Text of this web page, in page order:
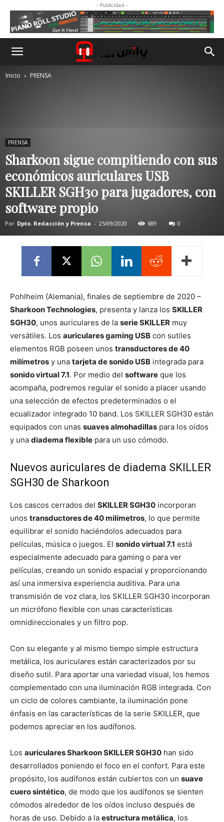
- Publicidad -
Inicio PRENSA
PRENSA
Sharkoon sigue compitiendo con sus
económicos auriculares USB
SKILLER SGH30 para jugadores, con
software propio
Por Dpto. Redacción y Prensa - 25/09/2020 689 0
Pohlheim (Alemania), finales de septiembre de 2020 –
Sharkoon Technologies, presenta y lanza los SKILLER
SGH30, unos auriculares de la serie SKILLER muy
versátiles. Los auriculares gaming USB con sutiles
elementos RGB poseen unos transductores de 40
milímetros y una tarjeta de sonido USB integrada para
sonido virtual 7.1. Por medio del software que los
acompaña, podremos regular el sonido a placer usando
una selección de efectos predeterminados o el
ecualizador integrado 10 band. Los SKILLER SGH30 están
equipados con unas suaves almohadillas para los oídos
y una diadema flexible para un uso cómodo.
Nuevos auriculares de diadema SKILLER
SGH30 de Sharkoon
Los cascos cerrados del SKILLER SGH30 incorporan
unos transductores de 40 milímetros, lo que permite
equilibrar el sonido haciéndolos adecuados para
películas, música o juegos. El sonido virtual 7.1 está
especialmente adecuado para gaming o para ver
películas, creando un sonido espacial y proporcionando
así una inmersiva experiencia auditiva. Para una
transmisión de voz clara, los SKILLER SGH30 incorporan
un micrófono flexible con unas características
omnidireccionales y un filtro pop.
Con su elegante y al mismo tiempo simple estructura
metálica, los auriculares están caracterizados por su
diseño sutil. Para aportar una variedad visual, los hemos
complementado con una iluminación RGB integrada. Con
un ciclo de colores cambiante, la iluminación pone
énfasis en las características de la serie SKILLER, que
podemos apreciar en los audífonos.
Los auriculares Sharkoon SKILLER SGH30 han sido
desarrollados poniendo el foco en el confort. Para este
propósito, los audífonos están cubiertos con un suave
cuero sintético, de modo que los audífonos se sienten
cómodos alrededor de los oídos incluso después de
horas de uso. Debido a la estructura metálica, los